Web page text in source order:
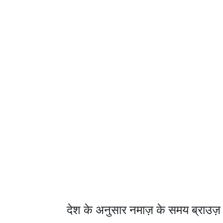
देश के अनुसार नमाज़ के समय